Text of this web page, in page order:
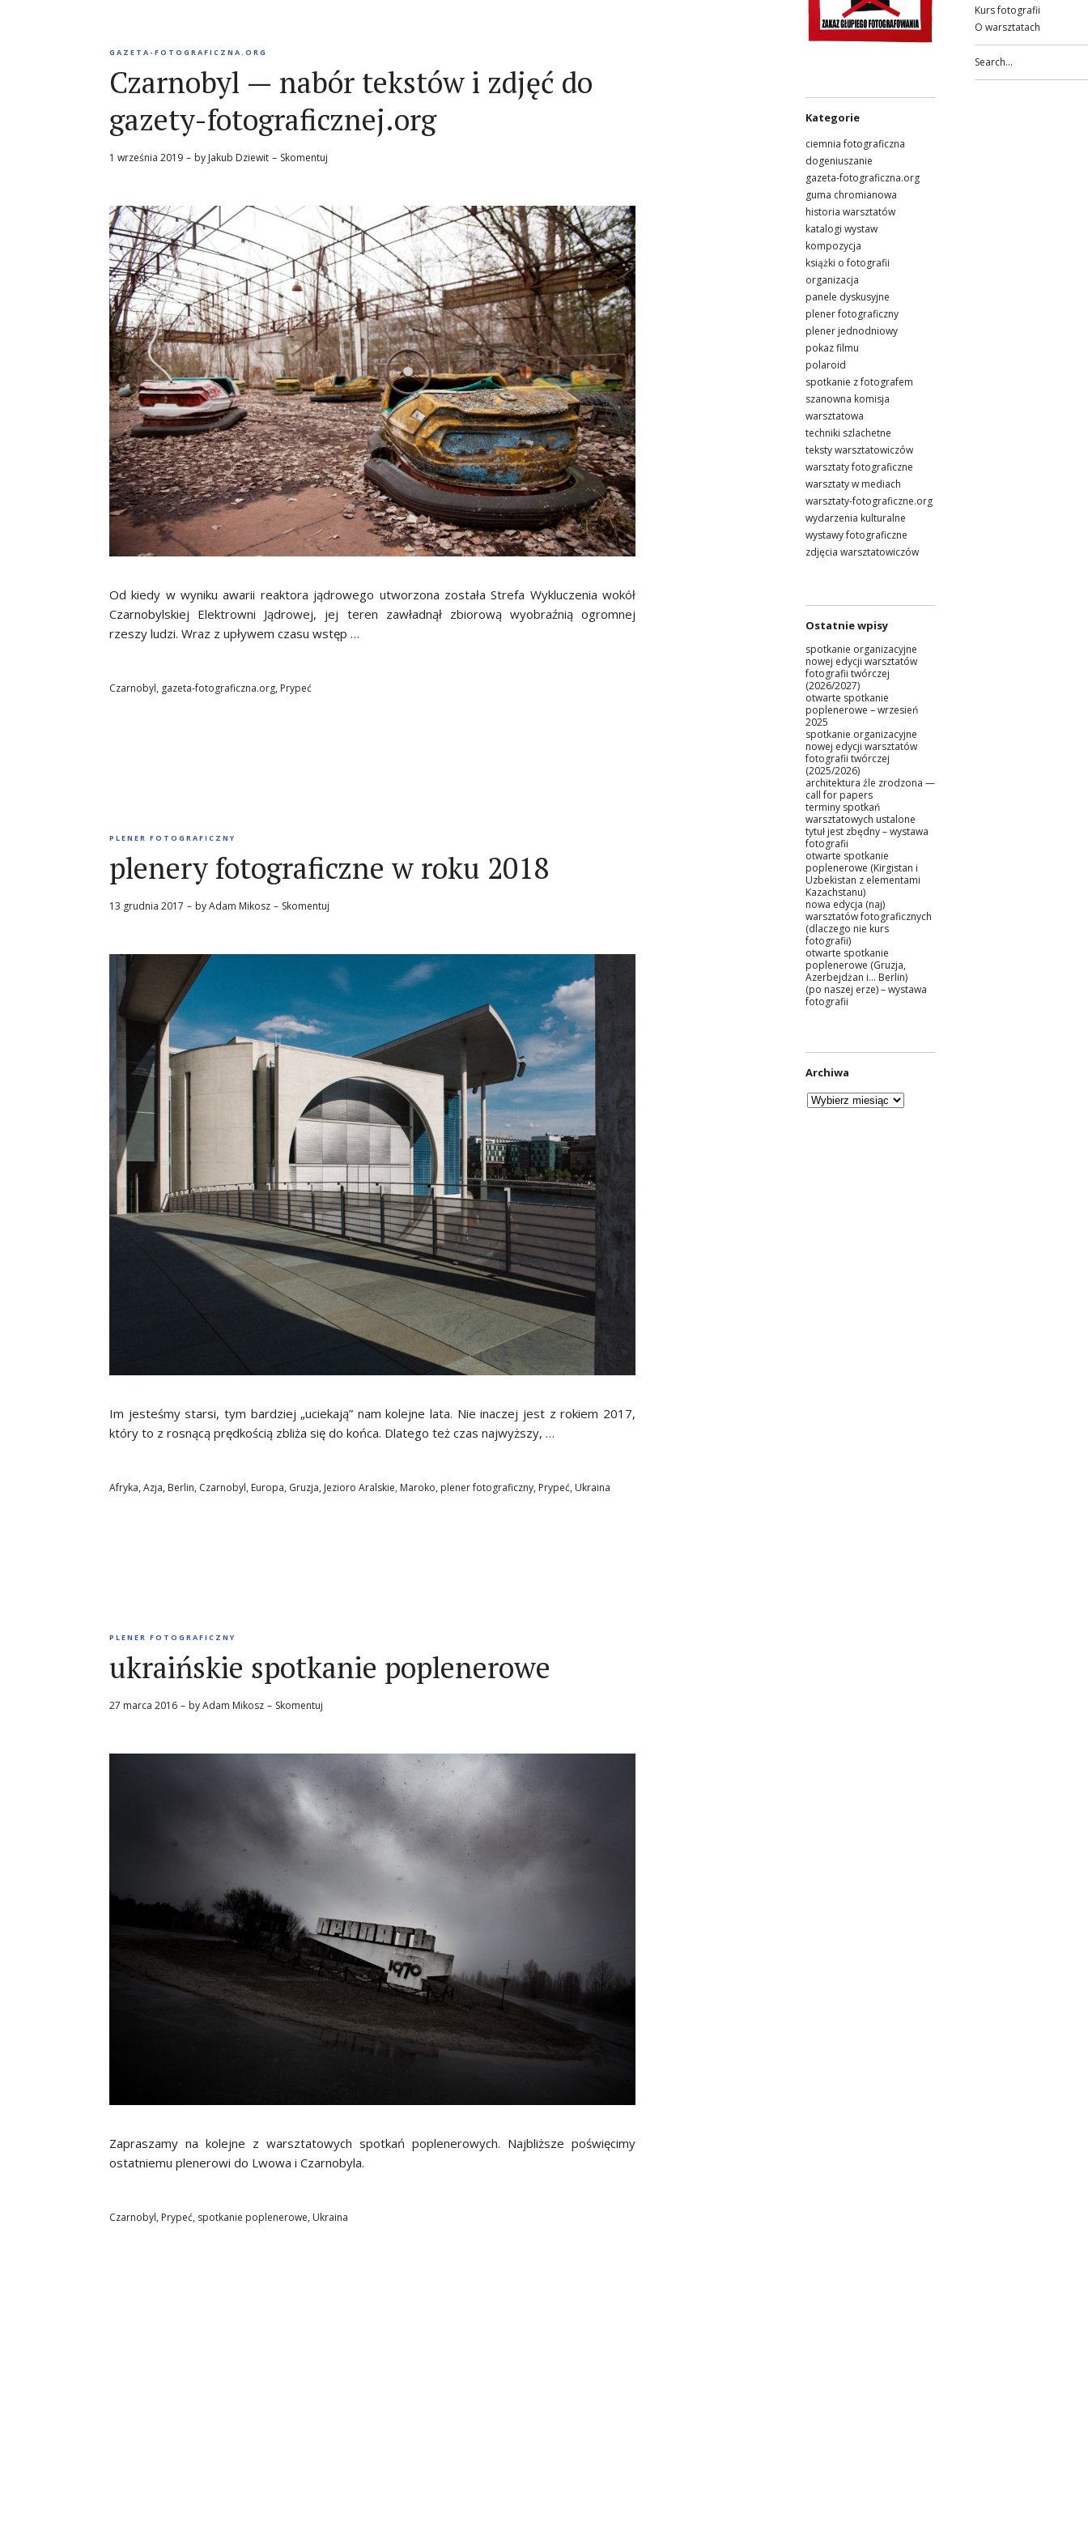
Kurs fotografii
O warsztatach
GAZETA-FOTOGRAFICZNA.ORG
Czarnobyl — nabór tekstów i zdjęć do
gazety-fotograficznej.org
1 września 2019 by Jakub Dziewit Skomentuj
Od kiedy w wyniku awarii reaktora jądrowego utworzona została Strefa Wykluczenia wokół
Czarnobylskiej Elektrowni Jądrowej, jej teren zawładnął zbiorową wyobraźnią ogromnej
rzeszy ludzi. Wraz z upływem czasu wstęp …
Czarnobyl, gazeta-fotograficzna.org, Prypeć
PLENER FOTOGRAFICZNY
plenery fotograficzne w roku 2018
13 grudnia 2017 byAdam Mikosz Skomentuj
Im jesteśmy starsi, tym bardziej „uciekają” nam kolejne lata. Nie inaczej jest z rokiem 2017,
który to z rosnącą prędkością zbliża się do końca. Dlatego też czas najwyższy, …
Afryka, Azja, Berlin, Czarnobyl, Europa, Gruzja, Jezioro Aralskie, Maroko, plener fotograficzny, Prypeć, Ukraina
PLENER FOTOGRAFICZNY
ukraińskie spotkanie poplenerowe
27 marca 2016 byAdam Mikosz Skomentuj
Zapraszamy na kolejne z warsztatowych spotkań poplenerowych. Najbliższe poświęcimy
ostatniemu plenerowi do Lwowa i Czarnobyla.
Czarnobyl, Prypeć, spotkanie poplenerowe, Ukraina
Kategorie
ciemnia fotograficzna
dogeniuszanie
gazeta-fotograficzna.org
guma chromianowa
historia warsztatów
katalogi wystaw
kompozycja
książki o fotografii
organizacja
panele dyskusyjne
plener fotograficzny
plener jednodniowy
pokaz filmu
polaroid
spotkanie z fotografem
szanowna komisja
warsztatowa
techniki szlachetne
teksty warsztatowiczów
warsztaty fotograficzne
warsztaty w mediach
warsztaty-fotograficzne.org
wydarzenia kulturalne
wystawy fotograficzne
zdjęcia warsztatowiczów
Ostatnie wpisy
spotkanie organizacyjne
nowej edycji warsztatów
fotografii twórczej
(2026/2027)
otwarte spotkanie
poplenerowe – wrzesień
2025
spotkanie organizacyjne
nowej edycji warsztatów
fotografii twórczej
(2025/2026)
architektura źle zrodzona —
call for papers
terminy spotkań
warsztatowych ustalone
tytuł jest zbędny – wystawa
fotografii
otwarte spotkanie
poplenerowe (Kirgistan i
Uzbekistan z elementami
Kazachstanu)
nowa edycja (naj)
warsztatów fotograficznych
(dlaczego nie kurs
fotografii)
otwarte spotkanie
poplenerowe (Gruzja,
Azerbejdżan i… Berlin)
(po naszej erze) – wystawa
fotografii
Archiwa